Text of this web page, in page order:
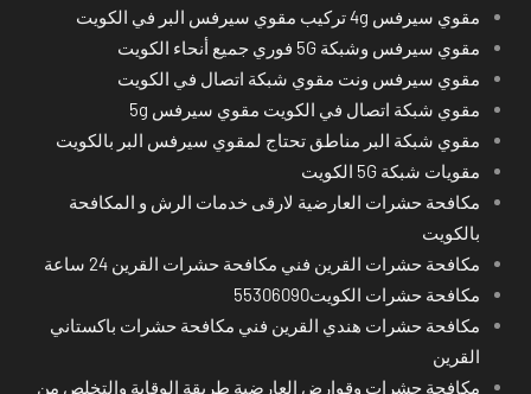
مقوي سيرفس 4g تركيب مقوي سيرفس البر في الكويت
مقوي سيرفس وشبكة 5G فوري جميع أنحاء الكويت
مقوي سيرفس ونت مقوي شبكة اتصال في الكويت
مقوي شبكة اتصال في الكويت مقوي سيرفس 5g
مقوي شبكة البر مناطق تحتاج لمقوي سيرفس البر بالكويت
مقويات شبكة 5G الكويت
مكافحة حشرات العارضية لارقى خدمات الرش و المكافحة
بالكويت
مكافحة حشرات القرين فني مكافحة حشرات القرين 24 ساعة
مكافحة حشرات الكويت55306090
مكافحة حشرات هندي القرين فني مكافحة حشرات باكستاني
القرين
مكافحة حشرات وقوارض العارضية طريقة الوقاية والتخلص من